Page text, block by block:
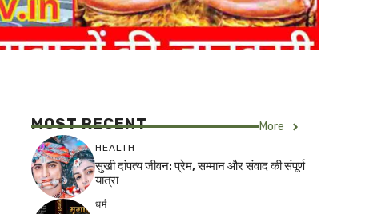
MOST RECENT More
HEALTH
सुखी दांपत्य जीवन: प्रेम, सम्मान और संवाद की संपूर्ण
यात्रा
धर्म